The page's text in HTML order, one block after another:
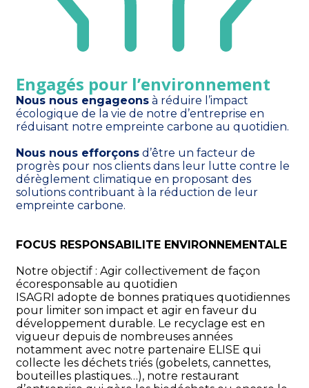
Engagés pour l’environnement
Nous nous engageons à réduire l’impact
écologique de la vie de notre d’entreprise en
réduisant notre empreinte carbone au quotidien.
Nous nous efforçons d’être un facteur de
progrès pour nos clients dans leur lutte contre le
dérèglement climatique en proposant des
solutions contribuant à la réduction de leur
empreinte carbone.
FOCUS RESPONSABILITE ENVIRONNEMENTALE
Notre objectif : Agir collectivement de façon
écoresponsable au quotidien
ISAGRI adopte de bonnes pratiques quotidiennes
pour limiter son impact et agir en faveur du
développement durable. Le recyclage est en
vigueur depuis de nombreuses années
notamment avec notre partenaire ELISE qui
collecte les déchets triés (gobelets, cannettes,
bouteilles plastiques…), notre restaurant